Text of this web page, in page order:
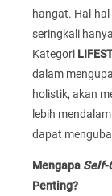
hangat. Hal-
seringkali
Kategori
dalam
holistik, akan
lebih
dapat
Mengapa Self-
Penting?